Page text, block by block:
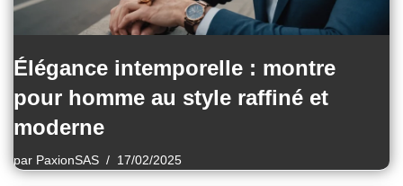
Élégance intemporelle : montre
pour homme au style raffiné et
moderne
par PaxionSAS 17/02/2025